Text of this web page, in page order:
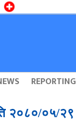
REPORTING
२०८०/०५/२९